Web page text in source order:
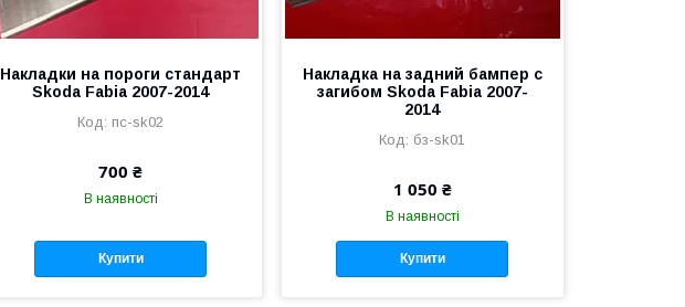
Накладки на пороги стандарт
Skoda Fabia 2007-2014
пс-sk02
700 ₴
В наявності
Купити
Накладка на задний бампер с
загибом Skoda Fabia 2007-
2014
бз-sk01
1 050 ₴
В наявності
Купити